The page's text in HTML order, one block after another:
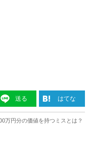
送る はてな
万円分の価値を持つミスとは？